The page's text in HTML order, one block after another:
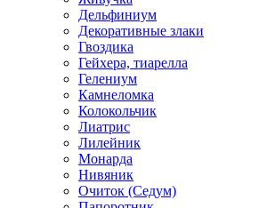
Дельфиниум
Декоративные злаки
Гвоздика
Гейхера, тиарелла
Гелениум
Камнеломка
Колокольчик
Лиатрис
Лилейник
Монарда
Нивяник
Очиток (Седум)